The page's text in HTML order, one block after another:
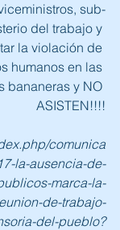
sub-
del trabajo y
la violación de
humanos en las
bananeras y NO
ASISTEN!!!!
comunica
la-ausencia-de-
marca-la-
de-trabajo-
del-pueblo?